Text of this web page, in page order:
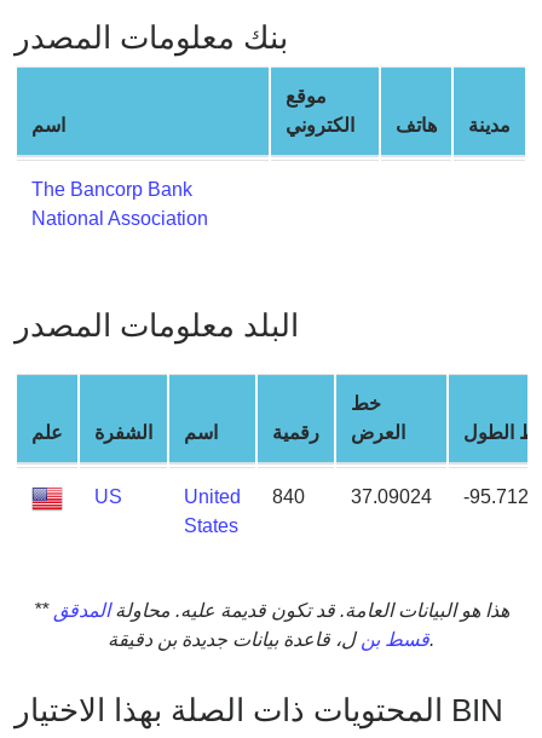
Generator
Random
Card
Generator
Generate
Credit
Credit
Card
Service
What
Address
Lookup
بنك معلومات المصدر
اسم
موقع
الكتروني
هاتف مدينة
The Bancorp Bank
National Association
البلد معلومات المصدر
علم الشفرة اسم رقمية
خط
العرض
الطول
US
United
States
840 37.09024 -
** هذا هو البيانات العامة. قد تكون قديمة عليه. محاولةالمدقق
قسط بنل، قاعدة بيانات جديدة بن دقيقة.
المحتويات ذات الصلة بهذا الاختيار BIN